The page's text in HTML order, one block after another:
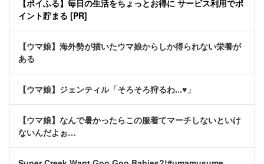
【ポイふる】毎日の生活をちょっとお得に サービス利用でポ
イント貯まる [PR]
【ウマ娘】海外勢が描いたウマ娘からしか得られない栄養が
ある
【ウマ娘】ジェンティル「そろそろ狩るわ...♥」
【ウマ娘】なんで暑かったらこの服着てマーチしないといけ
ないんだよぉ…